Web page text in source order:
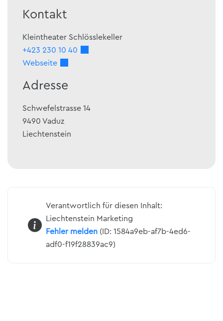
Kontakt
Kleintheater Schlösslekeller
+423 230 10 40
Webseite
Adresse
Schwefelstrasse 14
9490 Vaduz
Liechtenstein
Verantwortlich für diesen Inhalt:
Liechtenstein Marketing
Fehler melden(ID: 1584a9eb-af7b-4ed6-
adf0-f19f28839ac9)